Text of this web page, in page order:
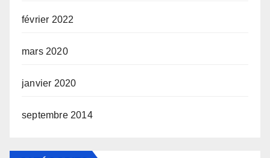
février 2022
mars 2020
janvier 2020
septembre 2014